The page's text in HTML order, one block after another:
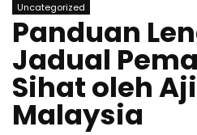
Uncategorized
Panduan
Jadual
Sihat oleh
Malaysia